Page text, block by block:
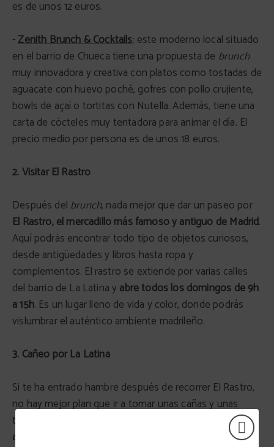
es de unos 12 euros.
-Zenith Brunch & Cocktails: este moderno local situado
en el barrio de Chueca tiene una propuesta de brunch
muy innovadora y creativa con platos como tostadas de
aguacate con huevo poché, gofres con pollo crujiente,
bowls de açaí o tortitas con Nutella. Además, tiene una
carta de cócteles muy tentadora para animar el día. El
precio medio por persona es de unos 18 euros.
2. Visitar El Rastro
Después del brunch, nada mejor que dar un paseo por
El Rastro, el mercadillo más famoso y antiguo de Madrid.
Aquí podrás encontrar todo tipo de objetos curiosos,
desde antigüedades y libros hasta ropa y
complementos. El rastro se extiende por varias calles
del barrio de La Latina y abre todos los domingos de 9h
a 15h. Es un lugar lleno de vida y color, donde podrás
vislumbrar el auténtico ambiente madrileño.
3. Cañeo por La Latina
Si te ha entrado hambre después de recorrer El Rastro,
no hay mejor plan que ir a tomar unas cañas y unas
tapas por
La Latina, uno de los barrios más castizos y
animados de Madrid.
Aquí encontrarás una gran oferta